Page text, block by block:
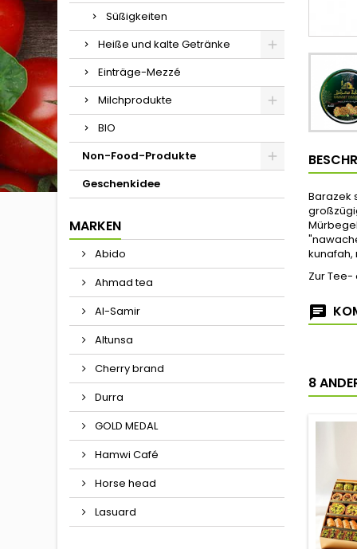
Süßigkeiten
Heiße und kalte Getränke
Einträge-Mezzé
Milchprodukte
BIO
Non-Food-Produkte
Geschenkidee
MARKEN
Abido
Ahmad tea
Al-Samir
Altunsa
Cherry brand
Durra
GOLD MEDAL
Hamwi Café
Horse head
Lasuard
Barazek
kunafah,
Zur Tee-
8